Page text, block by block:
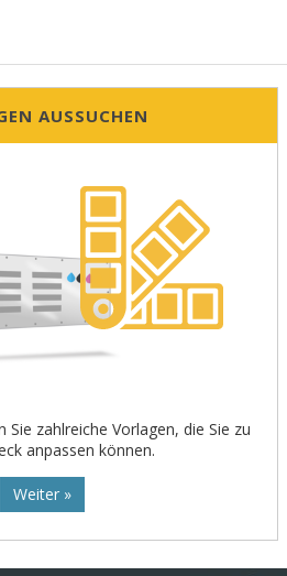
AUSSUCHEN
Sie zahlreiche Vorlagen, die Sie zu
anpassen können.
Weiter »